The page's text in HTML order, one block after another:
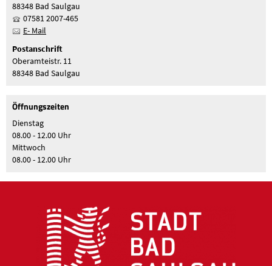
88348 Bad Saulgau
07581 2007-465
E- Mail
Postanschrift
Oberamteistr. 11
88348 Bad Saulgau
Öffnungszeiten
Dienstag
08.00 - 12.00 Uhr
Mittwoch
08.00 - 12.00 Uhr